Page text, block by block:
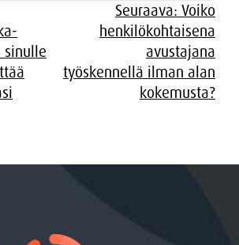
sinulle
Seuraava: Voiko
henkilökohtaisena
avustajana
työskennellä ilman alan
kokemusta?